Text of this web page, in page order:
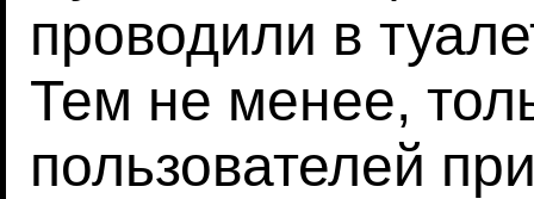
проводили в
Тем не менее,
пользователей